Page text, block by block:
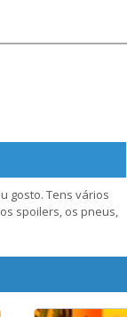
gosto. Tens vários
spoilers, os pneus,